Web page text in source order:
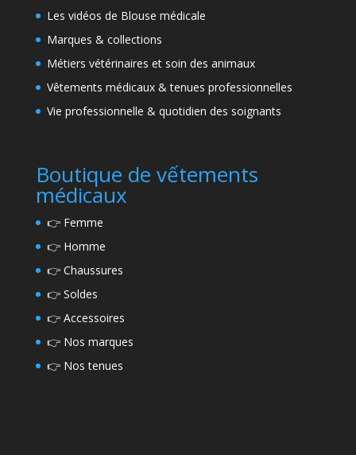
Les vidéos de Blouse médicale
Marques & collections
Métiers vétérinaires et soin des animaux
Vêtements médicaux & tenues professionnelles
Vie professionnelle & quotidien des soignants
Boutique de vếtements
médicaux
👉 Femme
👉 Homme
👉 Chaussures
👉 Soldes
👉 Accessoires
👉 Nos marques
👉 Nos tenues